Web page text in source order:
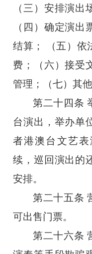
（三）安排演出
（四）确定演
结算；
（五）
费；（六）接受
管理；（七）其
第二十四条
台演出，举办单
者港澳台文艺
续，巡回演出的
安排。
第二十五条
可出售门票。
第二十六条